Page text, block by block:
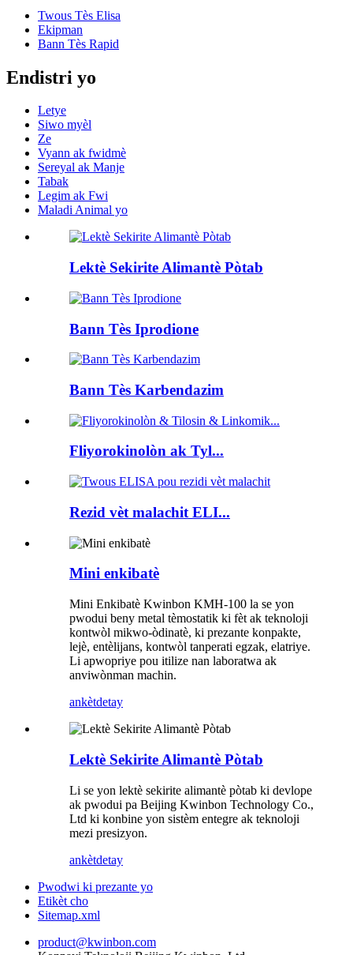
Twous Tès Elisa
Ekipman
Bann Tès Rapid
Endistri yo
Letye
Siwo myèl
Ze
Vyann ak fwidmè
Sereyal ak Manje
Tabak
Legim ak Fwi
Maladi Animal yo
Lektè Sekirite Alimantè Pòtab
Bann Tès Iprodione
Bann Tès Karbendazim
Fliyorokinolòn ak Tyl...
Rezid vèt malachit ELI...
Mini enkibatè
Mini Enkibatè Kwinbon KMH-100 la se yon
pwodui beny metal tèmostatik ki fèt ak teknoloji
kontwòl mikwo-òdinatè, ki prezante konpakte,
lejè, entèlijans, kontwòl tanperati egzak, elatriye.
Li apwopriye pou itilize nan laboratwa ak
anviwònman machin.
ankètdetay
Lektè Sekirite Alimantè Pòtab
Li se yon lektè sekirite alimantè pòtab ki devlope
ak pwodui pa Beijing Kwinbon Technology Co.,
Ltd ki konbine yon sistèm entegre ak teknoloji
mezi presizyon.
ankètdetay
Pwodwi ki prezante yo
Etikèt cho
Sitemap.xml
product@kwinbon.com